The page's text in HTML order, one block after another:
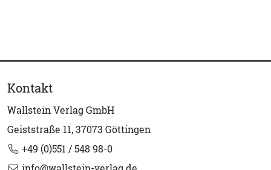
Kontakt
Wallstein Verlag GmbH
Geiststraße 11, 37073 Göttingen
+49 (0)551 / 548 98-0